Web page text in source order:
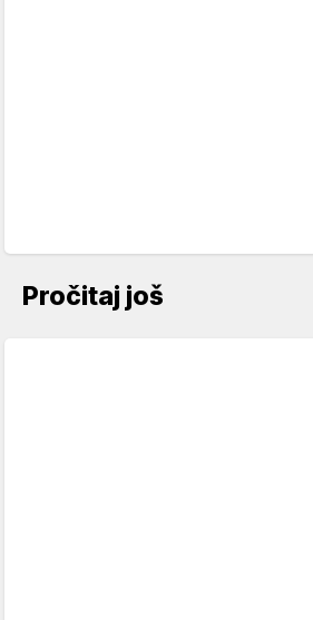
Pročitaj još